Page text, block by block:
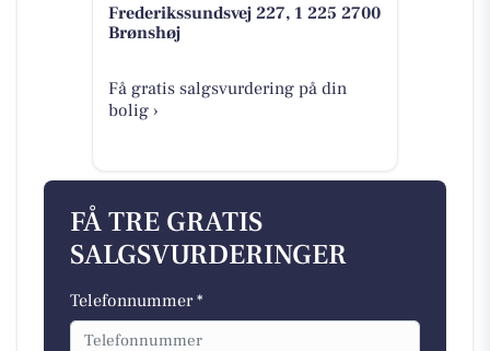
Frederikssundsvej 227, 1 225 2700
Brønshøj
Få gratis salgsvurdering på din
bolig ›
FÅ TRE GRATIS
SALGSVURDERINGER
Telefonnummer *